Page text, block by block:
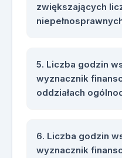
zwiększających
Liczba godzin
wyznacznik
oddziałach
Liczba godzin
wyznacznik